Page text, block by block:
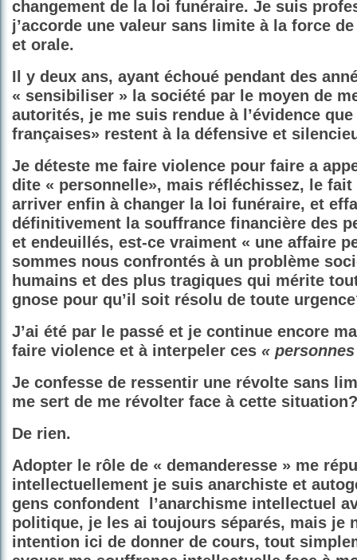
changement de la loi funéraire. Je suis
j’accorde une valeur sans limite à la force
et orale.
Il y deux ans, ayant échoué pendant des
« sensibiliser » la société par le moyen de
autorités, je me suis rendue à l’évidence
françaises» restent à la défensive et
Je déteste me faire violence pour faire a
dite « personnelle», mais réfléchissez, le fait
arriver enfin à changer la loi funéraire, et
définitivement la souffrance financière des
et endeuillés, est-ce vraiment « une affaire
sommes nous confrontés à un problème
humains et des plus tragiques qui mérite
gnose pour qu’il soit résolu de toute
J’ai été par le passé et je continue encore
faire violence et à interpeler ces «
Je confesse de ressentir une révolte sans
me sert de me révolter face à cette situation?
De rien.
Adopter le rôle de « demanderesse » me
intellectuellement je suis anarchiste et
gens confondent
l’anarchisme intellectuel
politique, je les ai toujours séparés, mais je
intention ici de donner de cours, tout